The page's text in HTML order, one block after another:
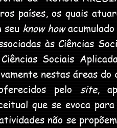
países, os quais
seu know how
às Ciências
Sociais
nestas áreas
pelo site,
que se evoca
não se